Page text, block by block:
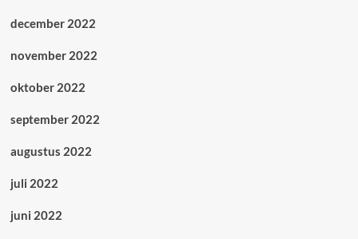
december 2022
november 2022
oktober 2022
september 2022
augustus 2022
juli 2022
juni 2022